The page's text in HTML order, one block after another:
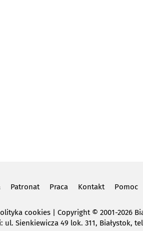
Patronat Praca Kontakt Pomoc
cookies Copyright© 2001-2026
ul. Sienkiewicza 49 lok. 311, Białystok,